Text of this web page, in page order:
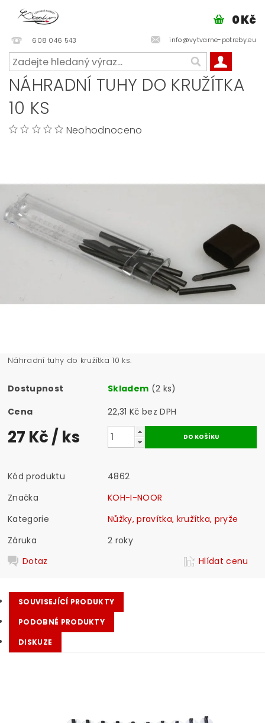
608 046 543 info@vytvarne-potreby.eu
0 Kč
NÁHRADNÍ TUHY DO KRUŽÍTKA
10 KS
Neohodnoceno
Náhradní tuhy do kružítka 10 ks.
Dostupnost Skladem (2 ks)
Cena
22,31 Kč bez DPH
27 Kč/ ks
Kód produktu
4862
Značka
KOH-I-NOOR
Kategorie
Nůžky, pravítka, kružítka, pryže
Záruka
2 roky
Dotaz
Hlídat cenu
SOUVISEJÍCÍ PRODUKTY
PODOBNÉ PRODUKTY
DISKUZE